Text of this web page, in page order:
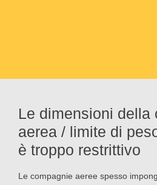
Le dimensioni della
aerea / limite di
è troppo restrittivo
Le compagnie aeree spesso